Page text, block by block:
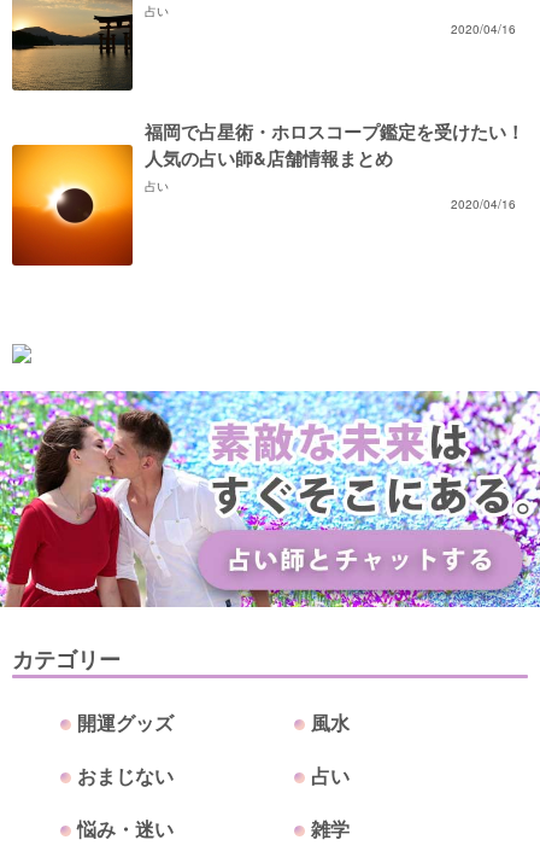
占い
2020/04/16
福岡で占星術・ホロスコープ鑑定を受けたい！
人気の占い師&店舗情報まとめ
占い
2020/04/16
カテゴリー
開運グッズ
風水
おまじない
占い
悩み・迷い
雑学